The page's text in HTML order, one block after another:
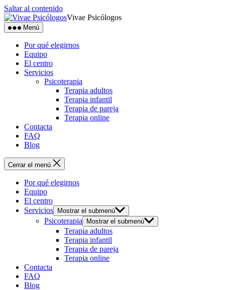
Saltar al contenido
Vivae Psicólogos
Menú
Por qué elegirnos
Equipo
El centro
Servicios
Psicoterapia
Terapia adultos
Terapia infantil
Terapia de pareja
Terapia online
Contacta
FAQ
Blog
Cerrar el menú
Por qué elegirnos
Equipo
El centro
Servicios
Mostrar el submenú
Psicoterapia Mostrar el submenú
Terapia adultos
Terapia infantil
Terapia de pareja
Terapia online
Contacta
FAQ
Blog